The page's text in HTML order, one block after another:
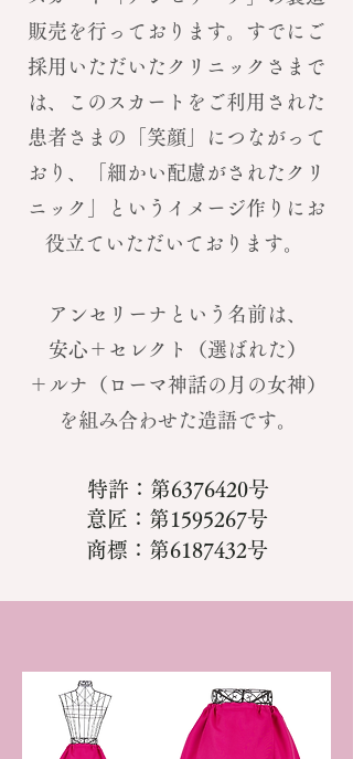
販売を行っております。すでにご
採用いただいたクリニックさまで
は、このスカートをご利用された
患者さまの「笑顔」につながって
おり、「細かい配慮がされたクリ
ニック」というイメージ作りにお
役立ていただいております。
アンセリーナという名前は、
安心＋セレクト（選ばれた）
＋ルナ（ローマ神話の月の女神）
を組み合わせた造語です。
特許：第6376420号
意匠：第1595267号
商標：第6187432号